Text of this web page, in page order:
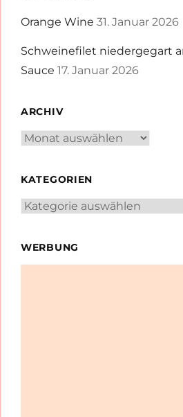
Orange Wine 31. Januar 2026
Schweinefilet niedergegart
Sauce 17. Januar 2026
ARCHIV
Archiv
KATEGORIEN
Kategorien
WERBUNG